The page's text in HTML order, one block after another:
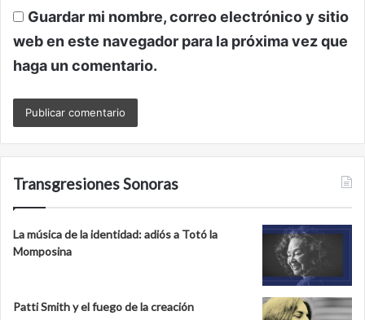
Guardar mi nombre, correo electrónico y sitio
web en este navegador para la próxima vez que
haga un comentario.
Transgresiones Sonoras
La música de la identidad: adiós a Totó la
Momposina
Patti Smith y el fuego de la creación